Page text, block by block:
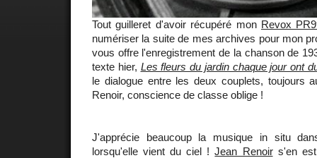
Tout guilleret d'avoir récupéré mon Revox
numériser la suite de mes archives pour mon
vous offre l'enregistrement de la chanson de
texte hier, Les fleurs du jardin chaque jour ont
le dialogue entre les deux couplets, toujours
Renoir, conscience de classe oblige !
J'apprécie beaucoup la musique in situ
lorsqu'elle vient du ciel !Jean Renoirs'en est